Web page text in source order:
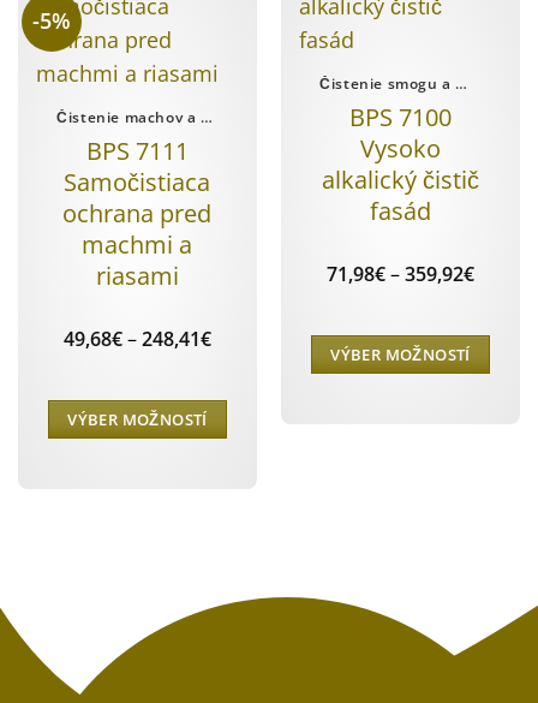
-5%
Čistenie machov a plesní
BPS 7111
Samočistiaca
ochrana pred
machmi a
riasami
49,68€–248,41€Price
through
VÝBER MOŽNOSTÍ
Možnosti
si
Čistenie smogu a mastnoty
BPS 7100
Vysoko
alkalický čistič
fasád
71,98€–359,92€Price
VÝBER MOŽNOSTÍ
vybrať